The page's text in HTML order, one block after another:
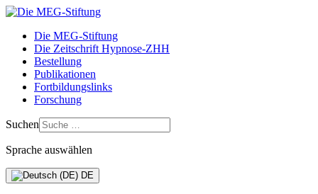
Die MEG-Stiftung
Die Zeitschrift Hypnose-ZHH
Bestellung
Publikationen
Fortbildungslinks
Forschung
Suchen
Sprache auswählen
DE